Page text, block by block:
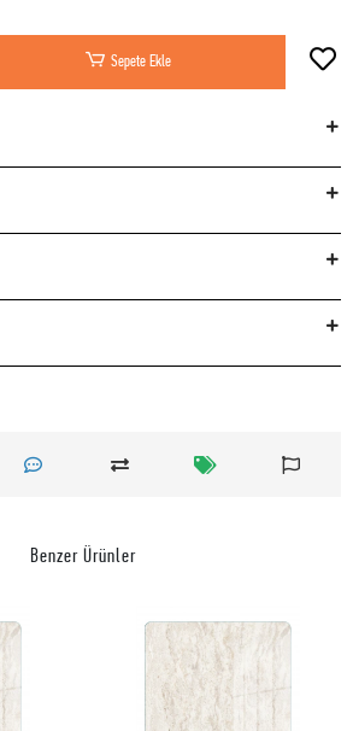
Sepete Ekle
Benzer Ürünler